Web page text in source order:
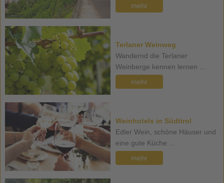
mehr
Terlaner Weinweg
Wandernd die Terlaner
Weinberge kennen lernen ...
mehr
Weinhotels in Südtirol
Edler Wein, schöne Häuser und
eine gute Küche ...
mehr